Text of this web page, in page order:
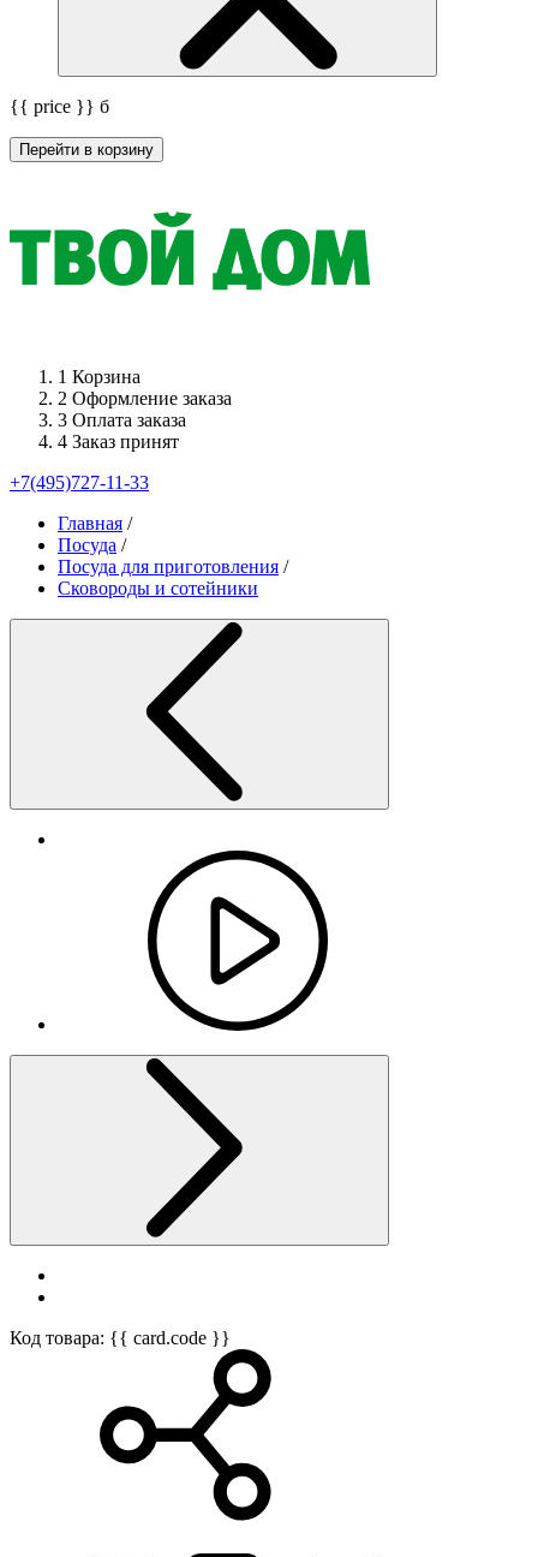
{{ price }} б
Перейти в корзину
1 Корзина
2 Оформление заказа
3 Оплата заказа
4 Заказ принят
+7(495)727-11-33
Главная /
Посуда /
Посуда для приготовления /
Сковороды и сотейники
Код товара: {{ card.code }}